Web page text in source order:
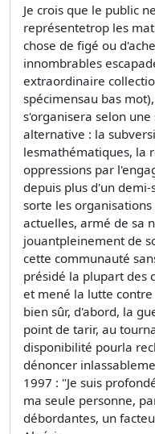
Je crois que le public
représentetrop les
chose de figé ou
innombrables
extraordinaire
spécimensau bas
s'organisera selon
alternative : la
lesmathématiques, la
oppressions par
depuis plus d'un
sorte les
actuelles, armé de sa
jouantpleinement de
cette communauté
présidé la plupart des
et mené la lutte
bien sûr, d'abord, la
point de tarir, au
disponibilité pourla
dénoncer
1997 : "Je suis
ma seule personne,
débordantes, un